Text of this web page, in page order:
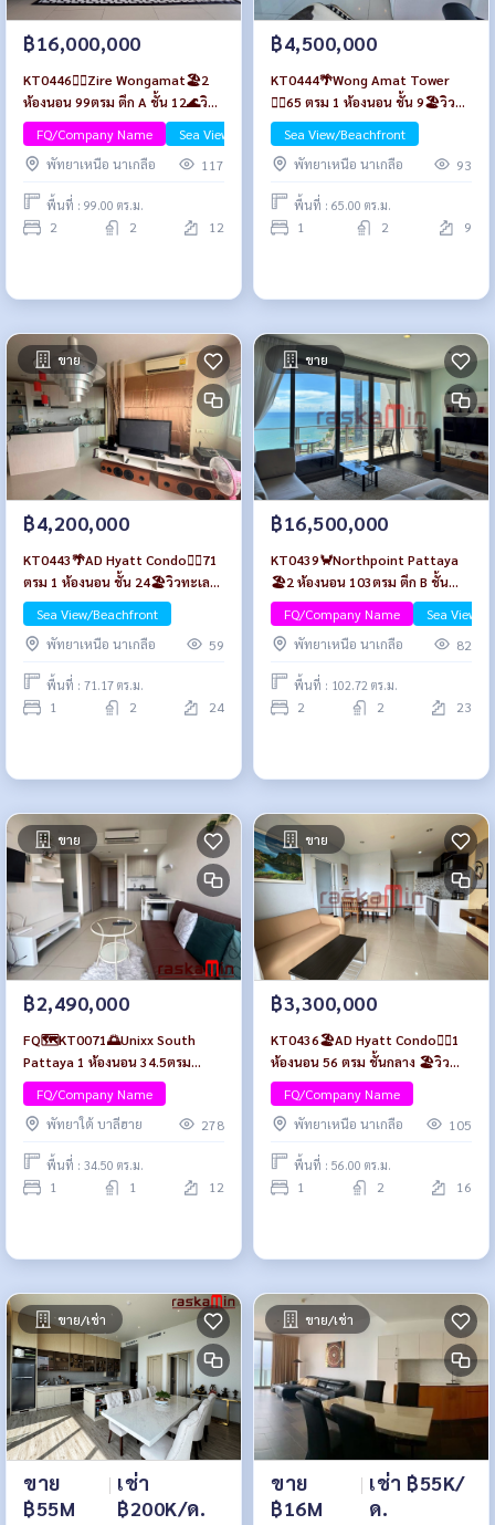
฿16,000,000
KT0446🏄‍♂️Zire Wongamat🏖️2
ห้องนอน 99ตรม ตึก A ชั้น 12🌊วิว
ทะเล
FQ/Company Name
Sea View/Beachfront
พัทยาเหนือ นาเกลือ
117
พื้นที่ : 99.00 ตร.ม.
2 2 12
฿4,500,000
KT0444🌴Wong Amat Tower
🏄‍♂️65 ตรม 1 ห้องนอน ชั้น 9🏖️วิว
ทะเล พร้อมเฟอร์นิเจอร์
Sea View/Beachfront
พัทยาเหนือ นาเกลือ
93
พื้นที่ : 65.00 ตร.ม.
1 2 9
ขาย
฿4,200,000
KT0443🌴AD Hyatt Condo🏄‍♂️71
ตรม 1 ห้องนอน ชั้น 24🏖️วิวทะเล
พร้อมเฟอร์นิเจอร์
Sea View/Beachfront
พัทยาเหนือ นาเกลือ
59
พื้นที่ : 71.17 ตร.ม.
1 2 24
ขาย
฿16,500,000
KT0439🦀Northpoint Pattaya
🏖️2 ห้องนอน 103ตรม ตึก B ชั้น
กลาง🌊วิวทะเล พร้อมเฟอร์นิเจอร์
FQ/Company Name
Sea View/
พัทยาเหนือ นาเกลือ
82
พื้นที่ : 102.72 ตร.ม.
2 2 23
ขาย
฿2,490,000
FQ🗺️KT0071🌅Unixx South
Pattaya 1 ห้องนอน 34.5ตรม
ชั้น12 Fully furnished
FQ/Company Name
พัทยาใต้ บาลีฮาย
278
พื้นที่ : 34.50 ตร.ม.
1 1 12
ขาย
฿3,300,000
KT0436🏖️AD Hyatt Condo🏄‍♂️1
ห้องนอน 56 ตรม ชั้นกลาง 🏖️วิว
ทะเลไกลๆ พร้อมเฟอร์นิเจอร์
FQ/Company Name
พัทยาเหนือ นาเกลือ
105
พื้นที่ : 56.00 ตร.ม.
1 2 16
ขาย/เช่า
ขาย
฿55M
| เช่า
฿200K/ด.
ขาย/เช่า
ขาย
฿16M
| เช่า ฿55K/
ด.